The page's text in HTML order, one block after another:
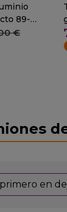
89-
€
en